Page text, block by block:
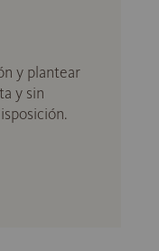
y plantear
y sin